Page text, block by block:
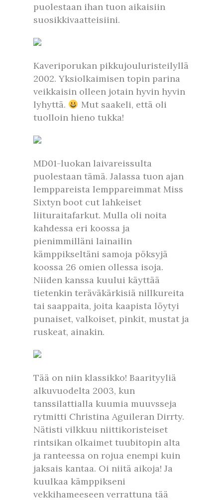
puolestaan ihan tuon aikaisiin
suosikkivaatteisiini.
Kaveriporukan pikkujouluristeilyllä
2002. Yksiolkaimisen topin parina
veikkaisin olleen jotain hyvin hyvin
lyhyttä.
Mut saakeli, että oli
tuolloin hieno tukka!
MD01-luokan laivareissulta
puolestaan tämä. Jalassa tuon ajan
lemppareista lemppareimmat Miss
Sixtyn boot cut lahkeiset
liituraitafarkut. Mulla oli noita
kahdessa eri koossa ja
pienimmilläni lainailin
kämppikseltäni samoja pöksyjä
koossa 26 omien ollessa isoja.
Niiden kanssa kuului käyttää
tietenkin teräväkärkisiä nillkureita
tai saappaita, joita kaapista löytyi
punaiset, valkoiset, pinkit, mustat ja
ruskeat, ainakin.
Tää on niin klassikko! Baarityyliä
alkuvuodelta 2003, kun
tanssilattialla kuumia muuvsseja
rytmitti Christina Aguileran Dirrty.
Nätisti vilkkuu niittikoristeiset
rintsikan olkaimet tuubitopin alta
ja ranteessa on rojua enempi kuin
jaksais kantaa. Oi niitä aikoja! Ja
kuulkaa kämppikseni
vekkihameeseen verrattuna tää